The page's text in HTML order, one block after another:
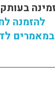
להזמנה
במאמרים